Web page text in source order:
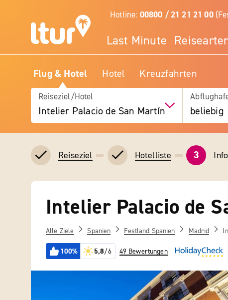
Hotline: 00800 / 21 21 21 00
Last Minute
Flug & Hotel Hotel Kreuzfahrten
Reiseziel/Hotel
Intelier Palacio de San Martín beliebig
Reiseziel Hotelliste 3
Intelier Palacio de
Alle Ziele Spanien Festland Spanien Madrid
100% 5,8/6 49 Bewertungen